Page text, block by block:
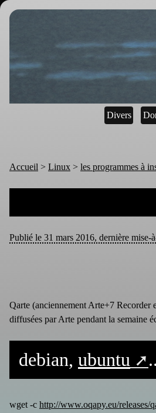
Divers
Accueil > Linux > les programmes à
Publié le 31 mars 2016, dernière
Qarte (anciennement Arte+7 Recorder
diffusées par Arte pendant la semaine
debian, ubuntu
wget -c http://www.oqapy.eu/releases/